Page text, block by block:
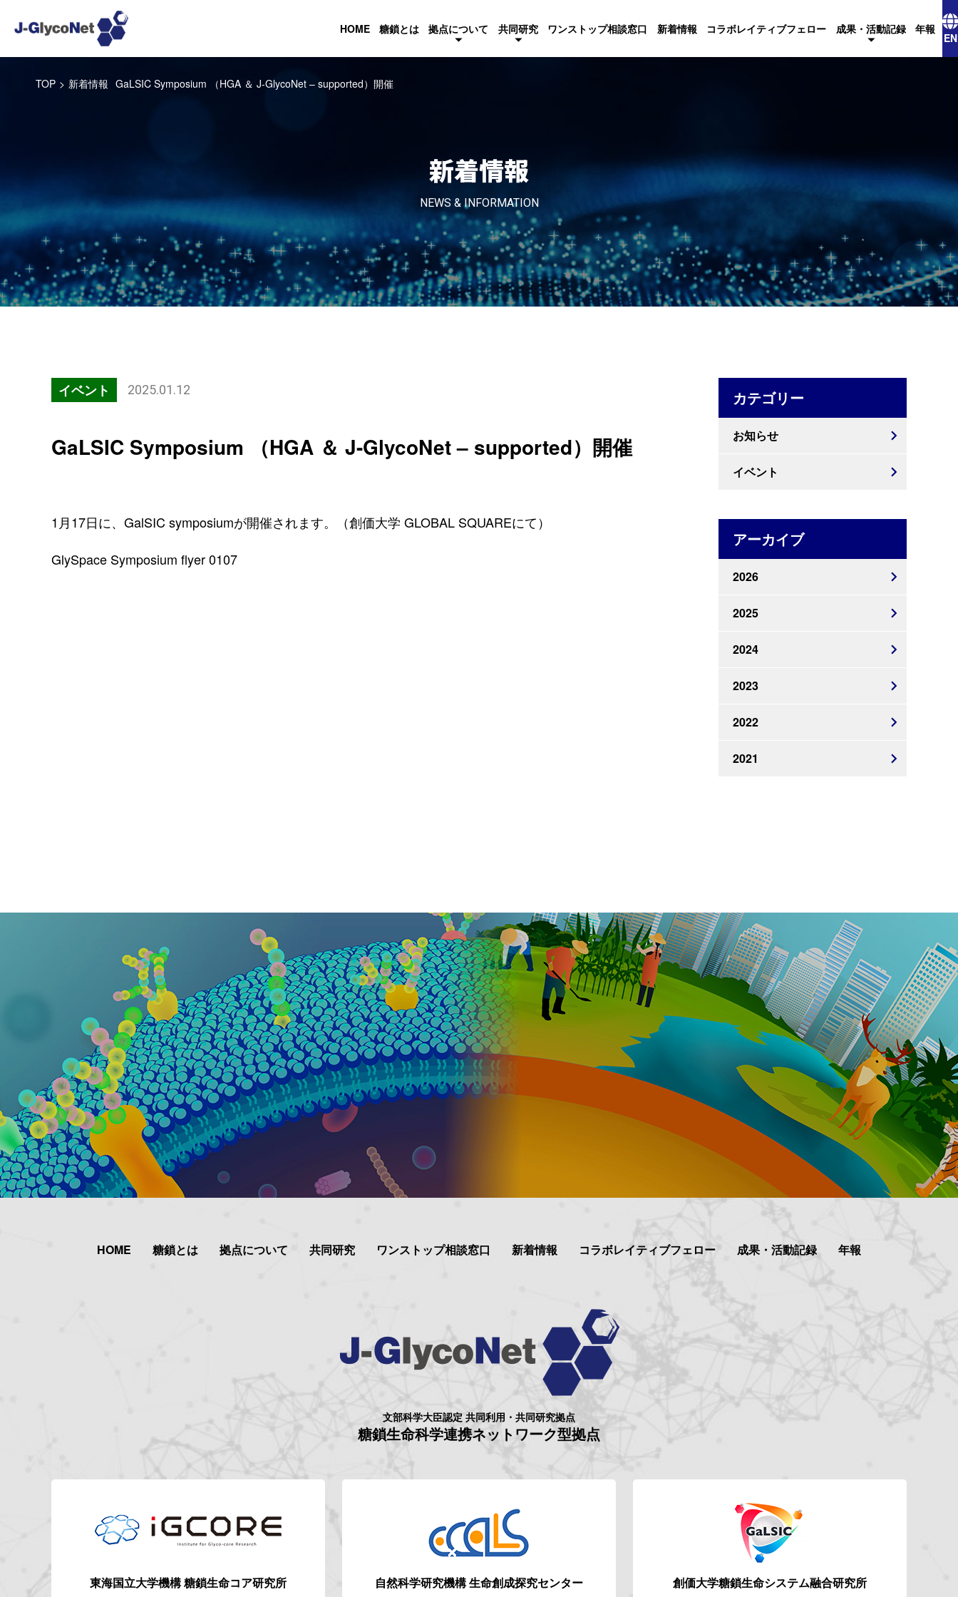
HOME 糖鎖とは 拠点について 共同研究 ワンストップ相談窓口 新着情報 コラボレイティブフェロー 成果・活動記録 年報
EN
TOP > 新着情報 GaLSIC Symposium （HGA ＆ J-GlycoNet – supported）開催
新着情報
NEWS & INFORMATION
イベント 2025.01.12
GaLSIC Symposium （HGA ＆ J-GlycoNet – supported）開催
1月17日に、GalSIC symposiumが開催されます。（創価大学 GLOBAL SQUAREにて）
GlySpace Symposium flyer 0107
カテゴリー
お知らせ
イベント
アーカイブ
2026
2025
2024
2023
2022
2021
HOME 糖鎖とは 拠点について 共同研究 ワンストップ相談窓口 新着情報 コラボレイティブフェロー 成果・活動記録 年報
文部科学大臣認定 共同利用・共同研究拠点
糖鎖生命科学連携ネットワーク型拠点
東海国立大学機構糖鎖生命コア研究所 自然科学研究機構生命創成探究センター 創価大学糖鎖生命システム融合研究所